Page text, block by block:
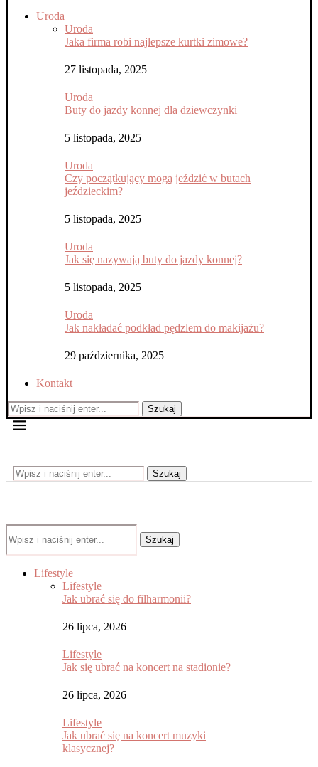
Uroda
Uroda
Jaka firma robi najlepsze kurtki zimowe?
27 listopada, 2025
Uroda
Buty do jazdy konnej dla dziewczynki
5 listopada, 2025
Uroda
Czy początkujący mogą jeździć w butach
jeździeckim?
5 listopada, 2025
Uroda
Jak się nazywają buty do jazdy konnej?
5 listopada, 2025
Uroda
Jak nakładać podkład pędzlem do makijażu?
29 października, 2025
Kontakt
Szukaj
Szukaj
Szukaj
Lifestyle
Lifestyle
Jak ubrać się do filharmonii?
26 lipca, 2026
Lifestyle
Jak się ubrać na koncert na stadionie?
26 lipca, 2026
Lifestyle
Jak ubrać się na koncert muzyki
klasycznej?